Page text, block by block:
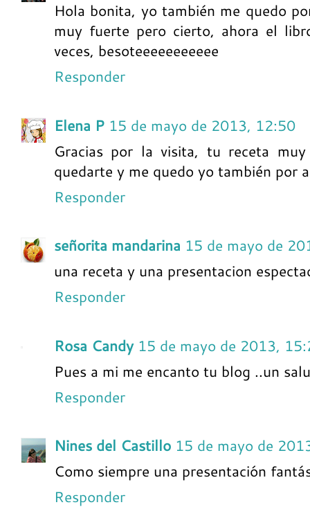
Hola bonita, yo también me quedo
muy fuerte pero cierto, ahora el
veces, besoteeeeeeeeeee
Responder
Elena P 15 de mayo de 2013, 12:50
Gracias por la visita, tu receta
quedarte y me quedo yo también por
Responder
señorita mandarina 15 de mayo de
una receta y una presentacion
Responder
Rosa Candy 15 de mayo de 2013,
Pues a mi me encanto tu blog ..un
Responder
Nines del Castillo 15 de mayo de
Como siempre una presentación
Responder